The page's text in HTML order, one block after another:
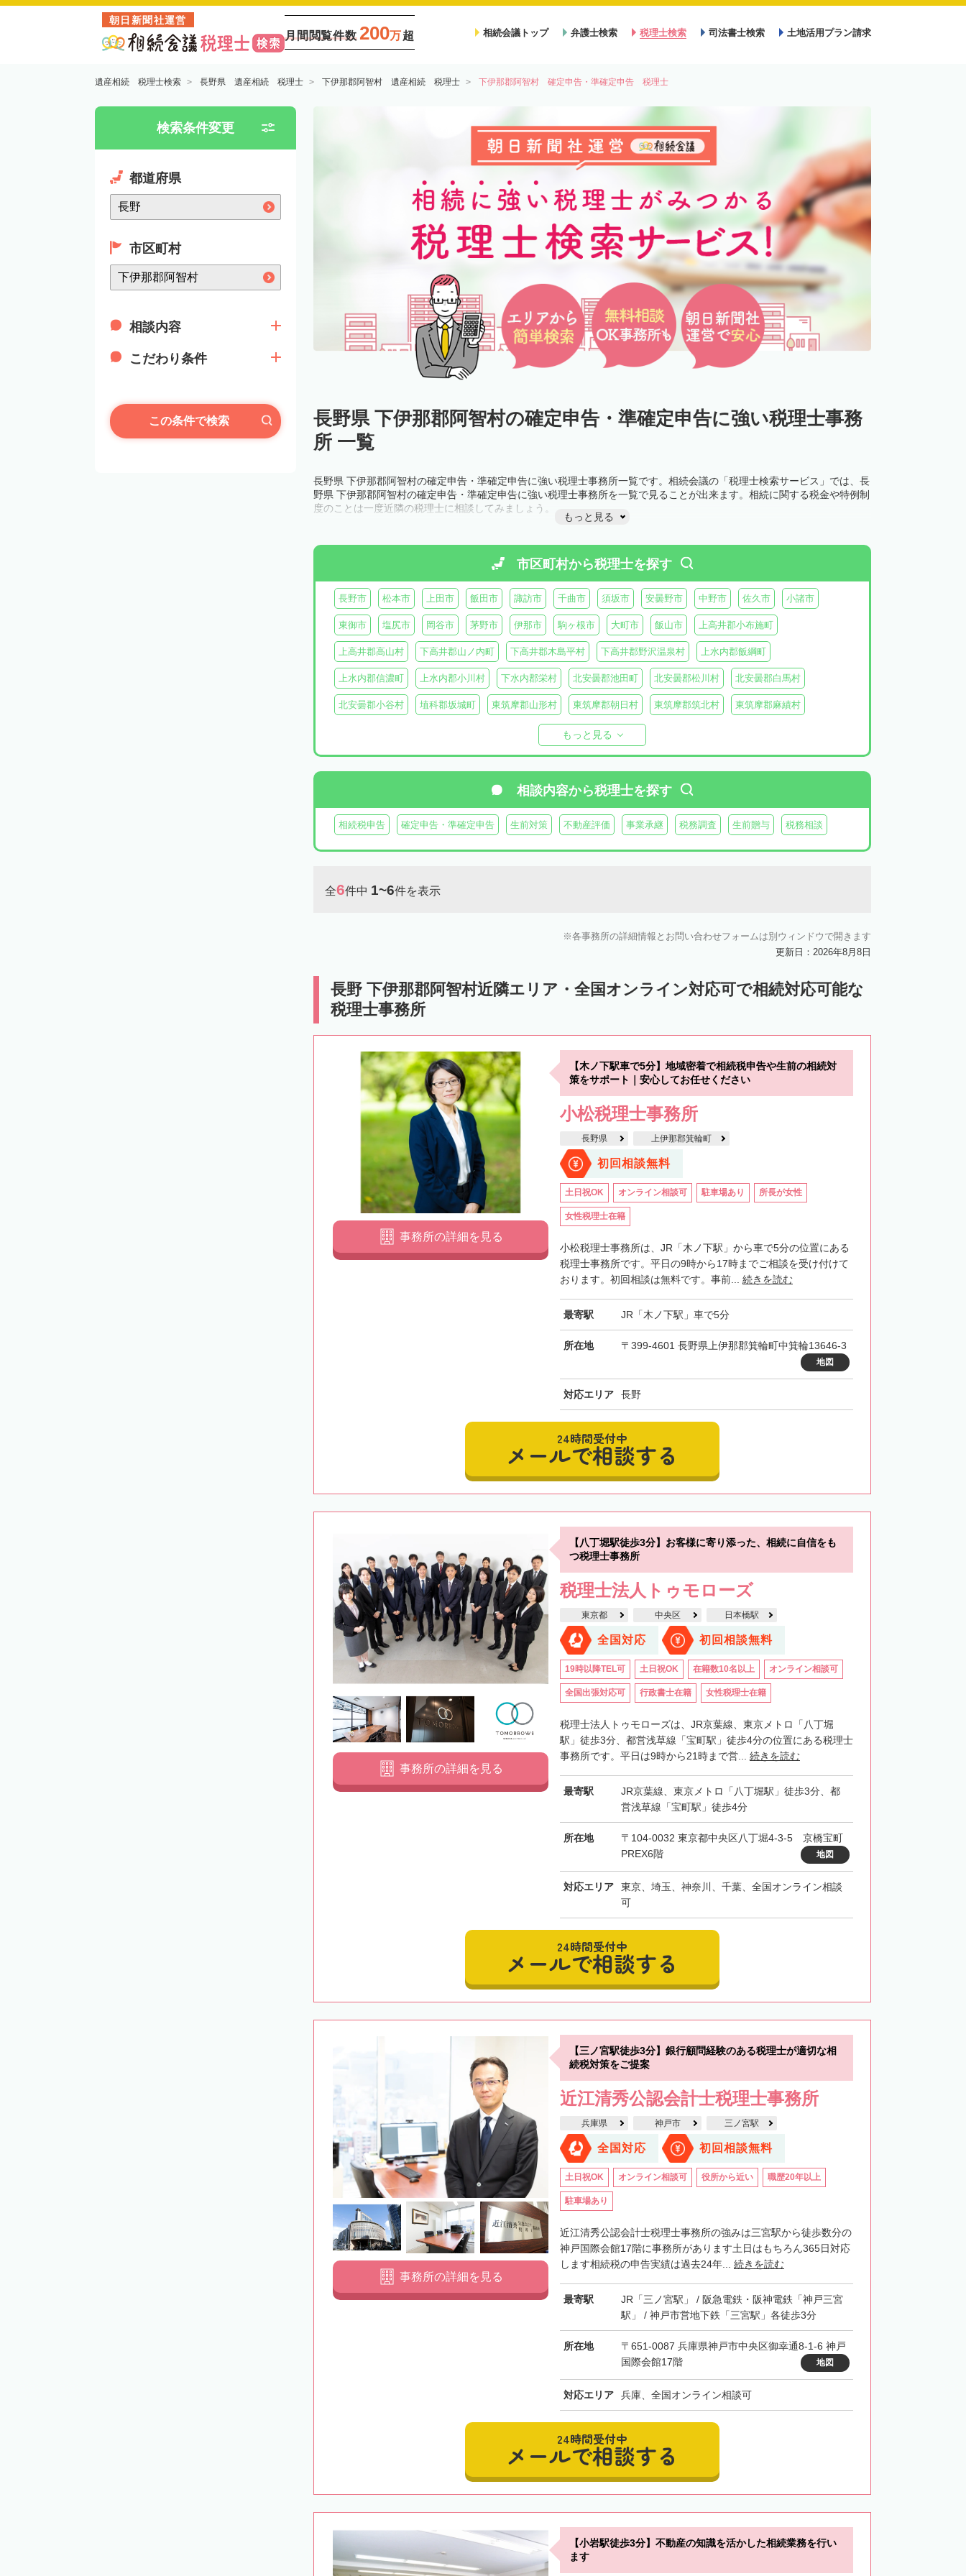
朝日新聞社運営
月間閲覧件数 200万超 相続会議トップ 弁護士検索 税理士検索 司法書士検索 土地活用プラン請求
遺産相続 税理士検索 長野県 遺産相続 税理士 下伊那郡阿智村 遺産相続 税理士 下伊那郡阿智村 確定申告・準確定申告 税理士
検索条件変更
都道府県
市区町村
相談内容
こだわり条件
この条件で検索
長野県 下伊那郡阿智村の確定申告・準確定申告に強い税理士事務
所 一覧
長野県 下伊那郡阿智村の確定申告・準確定申告に強い税理士事務所一覧です。相続会議の「税理士検索サービス」では、長
野県 下伊那郡阿智村の確定申告・準確定申告に強い税理士事務所を一覧で見ることが出来ます。相続に関する税金や特例制
度のことは一度近隣の税理士に相談してみましょう。
もっと見る
市区町村から税理士を探す
長野市 松本市 上田市 飯田市 諏訪市 千曲市 須坂市 安曇野市 中野市 佐久市 小諸市
東御市 塩尻市 岡谷市 茅野市 伊那市 駒ヶ根市 大町市 飯山市 上高井郡小布施町
上高井郡高山村 下高井郡山ノ内町 下高井郡木島平村 下高井郡野沢温泉村 上水内郡飯綱町
上水内郡信濃町 上水内郡小川村 下水内郡栄村 北安曇郡池田町 北安曇郡松川村 北安曇郡白馬村
北安曇郡小谷村 埴科郡坂城町 東筑摩郡山形村 東筑摩郡朝日村 東筑摩郡筑北村 東筑摩郡麻績村
北佐久郡軽井沢町
南佐久郡佐久穂町 南佐久郡川上村 南佐久郡小海町 南佐久郡南牧村 南佐久郡南相木村 南佐久郡北相木村
諏訪郡原村 木曽郡木曽町 木曽郡上松町
木曽郡大桑村 木曽郡木祖村 木曽郡王滝村 上伊那郡箕輪町 上伊那郡辰野町 上伊那郡宮田村
上伊那郡南箕輪村 上伊那郡飯島町 上伊那郡中川村 下伊那郡高森町 下伊那郡松川町 下伊那郡豊丘村
下伊那郡大鹿村 下伊那郡根羽村
もっと見る
相談内容から税理士を探す
相続税申告 確定申告・準確定申告 生前対策 不動産評価 事業承継 税務調査 生前贈与 税務相談
全6件中 1~6件を表示
各事務所の詳細情報とお問い合わせフォームは別ウィンドウで開きます
更新日：2026年8月8日
長野 下伊那郡阿智村近隣エリア・全国オンライン対応可で相続対応可能な
税理士事務所
【木ノ下駅車で5分】地域密着で相続税申告や生前の相続対
策をサポート｜安心してお任せください
小松税理士事務所
長野県 上伊那郡箕輪町
初回相談無料
土日祝OK オンライン相談可 駐車場あり 所長が女性
女性税理士在籍
小松税理士事務所は、JR「木ノ下駅」から車で5分の位置にある
税理士事務所です。平日の9時から17時までご相談を受け付けて
おります。初回相談は無料です。事前... 続きを読む
最寄駅 JR「木ノ下駅」車で5分
所在地 〒399-4601 長野県上伊那郡箕輪町中箕輪13646-3
地図
対応エリア 長野
事務所の詳細を見る
24時間受付中
メールで相談する
【八丁堀駅徒歩3分】お客様に寄り添った、相続に自信をも
つ税理士事務所
税理士法人トゥモローズ
東京都 中央区 日本橋駅
全国対応 初回相談無料
19時以降TEL可 土日祝OK 在籍数10名以上 オンライン相談可
全国出張対応可 行政書士在籍 女性税理士在籍
税理士法人トゥモローズは、JR京葉線、東京メトロ「八丁堀
駅」徒歩3分、都営浅草線「宝町駅」徒歩4分の位置にある税理士
事務所です。平日は9時から21時まで営... 続きを読む
最寄駅
JR京葉線、東京メトロ「八丁堀駅」徒歩3分、都
営浅草線「宝町駅」徒歩4分
所在地
〒104-0032 東京都中央区八丁堀4-3-5 京橋宝町
PREX6階
地図
対応エリア
東京、埼玉、神奈川、千葉、全国オンライン相談
可
事務所の詳細を見る
24時間受付中
メールで相談する
【三ノ宮駅徒歩3分】銀行顧問経験のある税理士が適切な相
続税対策をご提案
近江清秀公認会計士税理士事務所
兵庫県 神戸市 三ノ宮駅
全国対応 初回相談無料
土日祝OK オンライン相談可 役所から近い 職歴20年以上
駐車場あり
近江清秀公認会計士税理士事務所の強みは三宮駅から徒歩数分の
神戸国際会館17階に事務所があります土日はもちろん365日対応
します相続税の申告実績は過去24年... 続きを読む
最寄駅
JR「三ノ宮駅」 / 阪急電鉄・阪神電鉄「神戸三宮
駅」 / 神戸市営地下鉄「三宮駅」各徒歩3分
所在地
〒651-0087 兵庫県神戸市中央区御幸通8-1-6 神戸
国際会館17階
地図
対応エリア 兵庫、全国オンライン相談可
事務所の詳細を見る
24時間受付中
メールで相談する
【小岩駅徒歩3分】不動産の知識を活かした相続業務を行い
ます